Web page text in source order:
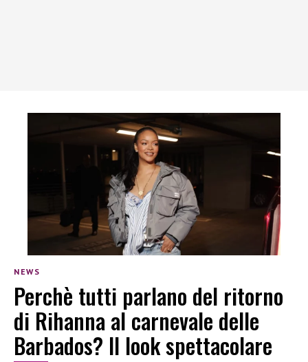
NEWS
Perchè tutti parlano del ritorno
di Rihanna al carnevale delle
Barbados? Il look spettacolare